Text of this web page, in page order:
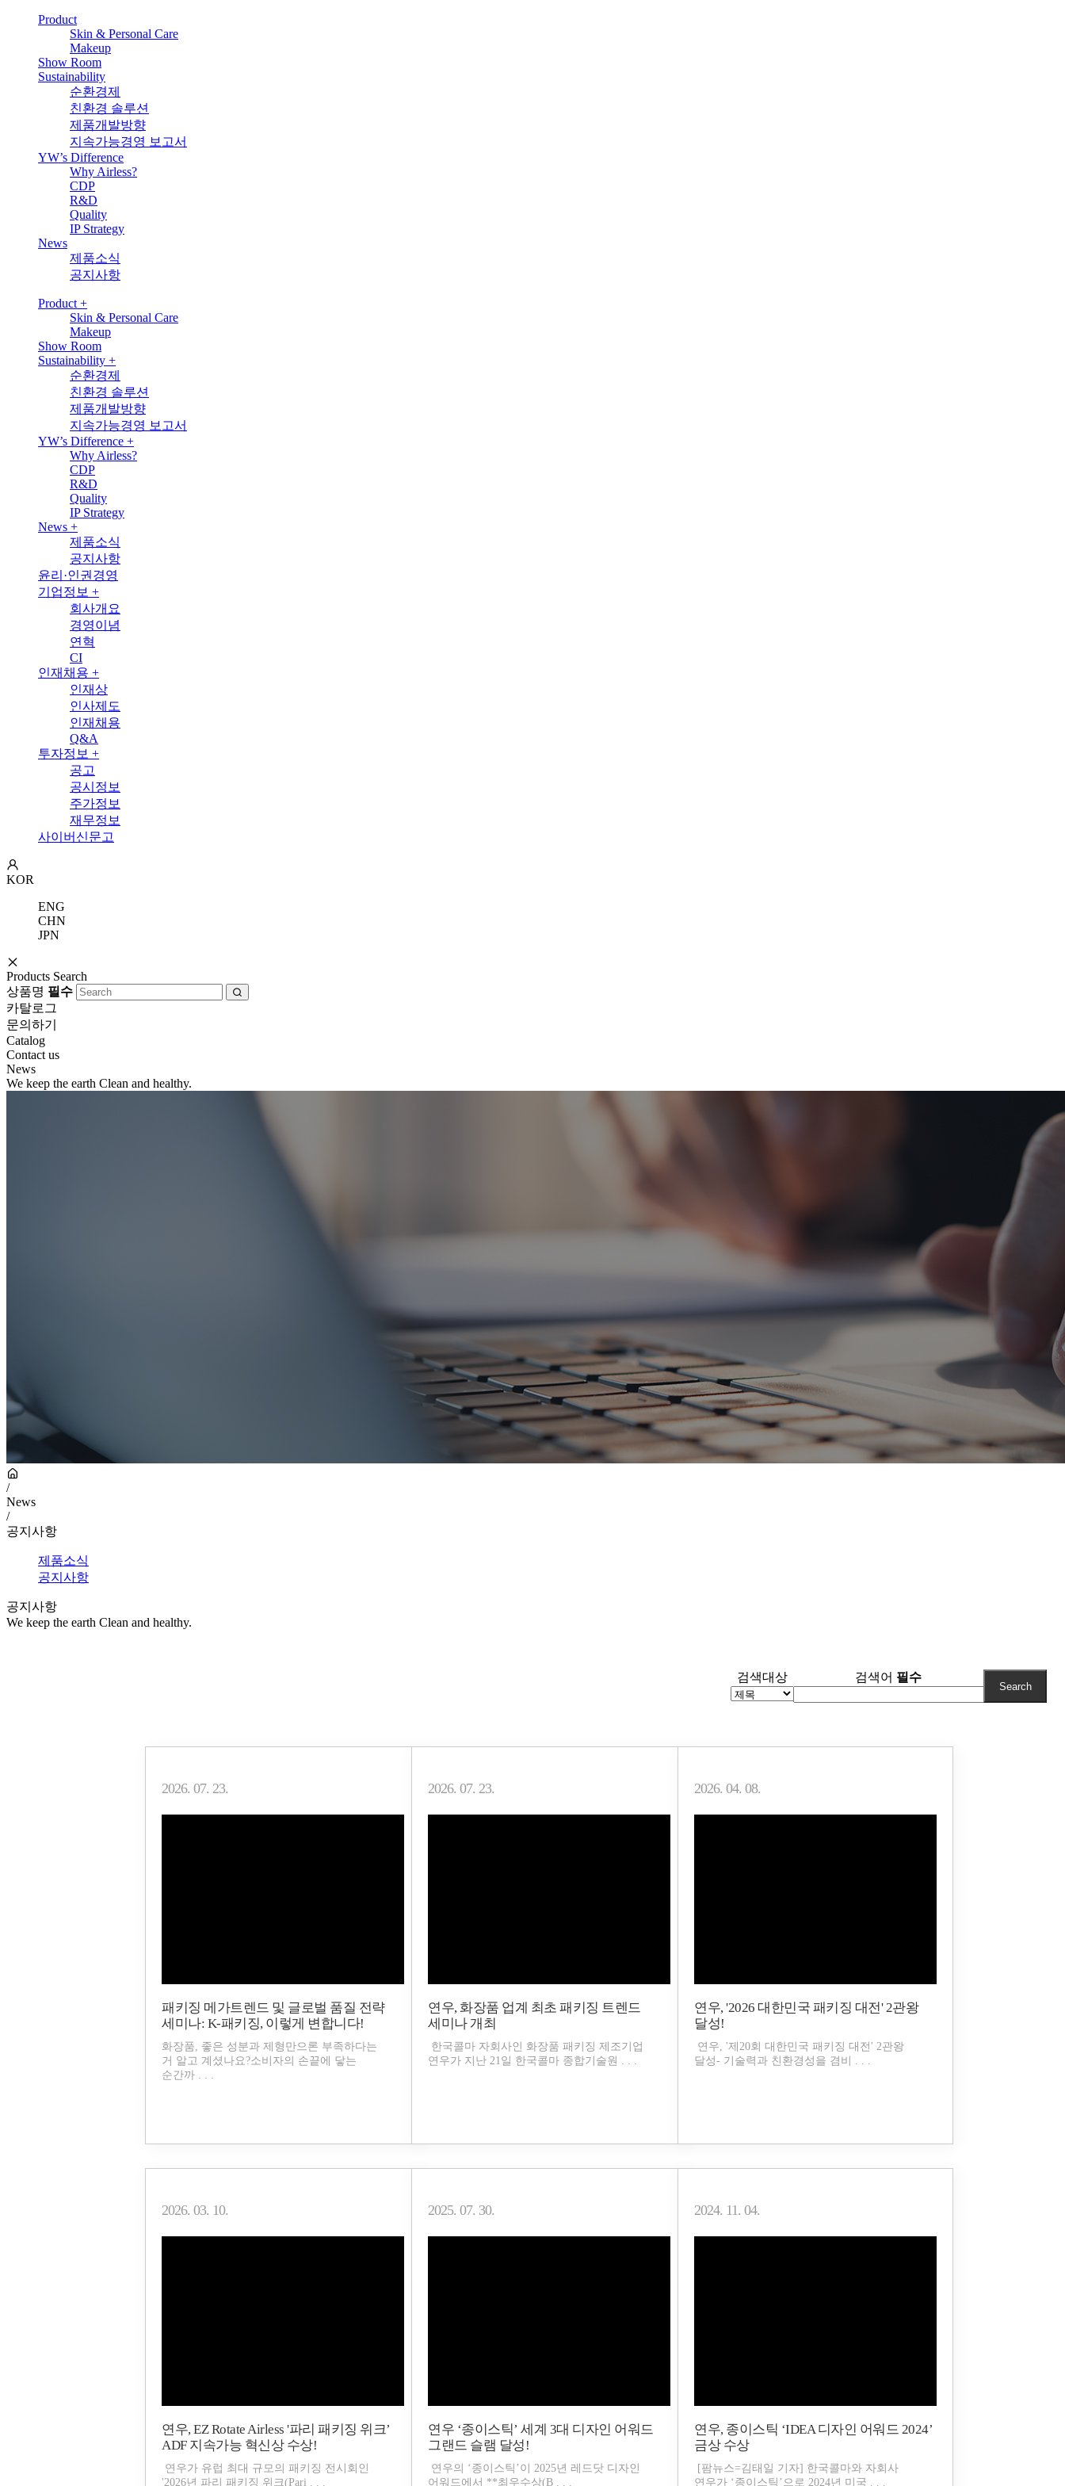
Product
Skin & Personal Care
Makeup
Show Room
Sustainability
순환경제
친환경 솔루션
제품개발방향
지속가능경영 보고서
YW’s Difference
Why Airless?
CDP
R&D
Quality
IP Strategy
News
제품소식
공지사항
Product +
Skin & Personal Care
Makeup
Show Room
Sustainability +
순환경제
친환경 솔루션
제품개발방향
지속가능경영 보고서
YW’s Difference +
Why Airless?
CDP
R&D
Quality
IP Strategy
News +
제품소식
공지사항
윤리·인권경영
기업정보 +
회사개요
경영이념
연혁
CI
인재채용 +
인재상
인사제도
인재채용
Q&A
투자정보 +
공고
공시정보
주가정보
재무정보
사이버신문고
KOR
ENG
CHN
JPN
Products Search
상품명 필수
카탈로그
문의하기
Catalog
Contact us
News
We keep the earth Clean and healthy.
/
News
/
공지사항
제품소식
공지사항
공지사항
We keep the earth Clean and healthy.
검색대상 검색어 필수
2026. 07. 23.
패키징 메가트렌드 및 글로벌 품질 전략
세미나: K-패키징, 이렇게 변합니다!
화장품, 좋은 성분과 제형만으론 부족하다는
거 알고 계셨나요?소비자의 손끝에 닿는
순간까 . . .
2026. 07. 23.
연우, 화장품 업계 최초 패키징 트렌드
세미나 개최
한국콜마 자회사인 화장품 패키징 제조기업
연우가 지난 21일 한국콜마 종합기술원 . . .
2026. 04. 08.
연우, '2026 대한민국 패키징 대전' 2관왕
달성!
연우, '제20회 대한민국 패키징 대전' 2관왕
달성- 기술력과 친환경성을 겸비 . . .
2026. 03. 10.
연우, EZ Rotate Airless '파리 패키징 위크’
ADF 지속가능 혁신상 수상!
연우가 유럽 최대 규모의 패키징 전시회인
'2026년 파리 패키징 위크(Pari . . .
2025. 07. 30.
연우 ‘종이스틱’ 세계 3대 디자인 어워드
그랜드 슬램 달성!
연우의 ‘종이스틱’이 2025년 레드닷 디자인
어워드에서 **최우수상(B . . .
2024. 11. 04.
연우, 종이스틱 ‘IDEA 디자인 어워드 2024’
금상 수상
[팜뉴스=김태일 기자] 한국콜마와 자회사
연우가 ‘종이스틱’으로 2024년 미국 . . .